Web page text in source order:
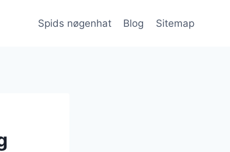
Spids nøgenhat Blog Sitemap